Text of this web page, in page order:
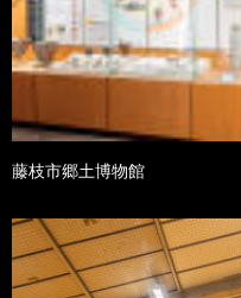
藤枝市郷土博物館